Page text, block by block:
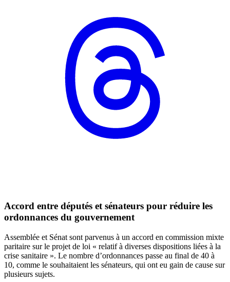
Accord entre députés et sénateurs pour réduire les
ordonnances du gouvernement
Assemblée et Sénat sont parvenus à un accord en commission mixte
paritaire sur le projet de loi « relatif à diverses dispositions liées à la
crise sanitaire ». Le nombre d’ordonnances passe au final de 40 à
10, comme le souhaitaient les sénateurs, qui ont eu gain de cause sur
plusieurs sujets.